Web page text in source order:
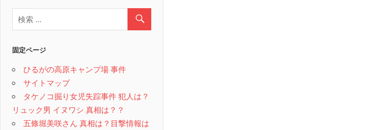
固定ページ
ひるがの高原キャンプ場 事件
サイトマップ
タケノコ掘り女児失踪事件 犯人は？
リュック男 イヌワシ 真相は？？
五條堀美咲さん 真相は？目撃情報は